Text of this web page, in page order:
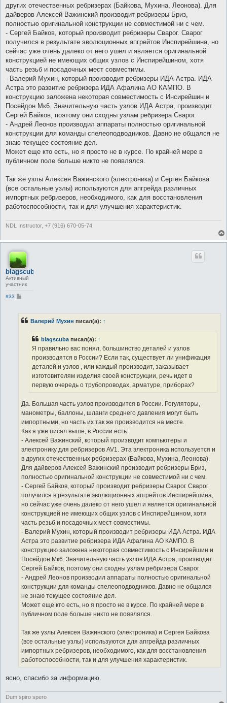
других отечественных ребризерах (Байкова, Мухина, Леонова). Для
дайверов Алексей Важинский производит ребризеры Бриз,
полностью оригинальной конструкции не совместимой ни с чем.
- Сергей Байков, который производит ребризеры Сварог. Сварог
получился в результате эволюционных апгрейтов Инспирейшина, но
сейчас уже очень далеко от него ушел и является оригинальной
конструкцией не имеющих общих узлов с Инспирейшином, хотя
часть резьб и посадочных мест совместимы.
- Валерий Мухин, который производит ребризеры ИДА Астра. ИДА
Астра это развитие ребризера ИДА Афалина АО КАМПО. В
конструкцию заложена некоторая совместимость с Инсирейшин и
Посейдон Мк6. Значительную часть узлов ИДА Астра, производит
Сергей Байков, поэтому они сходны узлам ребризера Сварог.
- Андрей Леонов производил аппараты полностью оригинальной
конструкции для команды спелеоподводников. Давно не общался не
знаю текущее состояние дел.
Может еще кто есть, но я просто не в курсе. По крайней мере в
публичном поле больше никто не появлялся.
Так же узлы Алексея Важинского (электроника) и Сергея Байкова
(все остальные узлы) используются для апгрейда различных
импортных ребризеров, необходимого, как для восстановления
работоспособности, так и для улучшения характеристик.
NDL Instructor, +7 (916) 670-05-74
blagscuba
Активный
участник
#33
б
щ
Валерий Мухин писал(а): ↑
blagscuba писал(а): ↑
Я правильно вас понял, большинство деталей и узлов
производятся в России? Если так, существует ли унификация
деталей и узлов , или каждый производит, заказывает
изготовителям изделия своей конструкции, речь идет в
первую очередь о трубопроводах, арматуре, приборах?
Да. Большая часть узлов производится в России. Регуляторы,
манометры, баллоны, шланги среднего давления могут быть
импортными, но часть их так же производится на месте.
Как я уже писал выше, в России есть:
- Алексей Важинский, который производит компьютеры и
электронику для ребризеров AV1. Эта электроника используется и
в других отечественных ребризерах (Байкова, Мухина, Леонова).
Для дайверов Алексей Важинский производит ребризеры Бриз,
полностью оригинальной конструкции не совместимой ни с чем.
- Сергей Байков, который производит ребризеры Сварог. Сварог
получился в результате эволюционных апгрейтов Инспирейшина,
но сейчас уже очень далеко от него ушел и является оригинальной
конструкцией не имеющих общих узлов с Инспирейшином, хотя
часть резьб и посадочных мест совместимы.
- Валерий Мухин, который производит ребризеры ИДА Астра. ИДА
Астра это развитие ребризера ИДА Афалина АО КАМПО. В
конструкцию заложена некоторая совместимость с Инсирейшин и
Посейдон Мк6. Значительную часть узлов ИДА Астра, производит
Сергей Байков, поэтому они сходны узлам ребризера Сварог.
- Андрей Леонов производил аппараты полностью оригинальной
конструкции для команды спелеоподводников. Давно не общался
не знаю текущее состояние дел.
Может еще кто есть, но я просто не в курсе. По крайней мере в
публичном поле больше никто не появлялся.
Так же узлы Алексея Важинского (электроника) и Сергея Байкова
(все остальные узлы) используются для апгрейда различных
импортных ребризеров, необходимого, как для восстановления
работоспособности, так и для улучшения характеристик.
ясно, спасибо за информацию.
Dum spiro spero